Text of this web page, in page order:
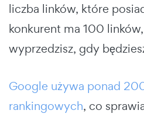
liczba linków, które
konkurent ma 100
wyprzedzisz, gdy
Google używa ponad
rankingowych, co